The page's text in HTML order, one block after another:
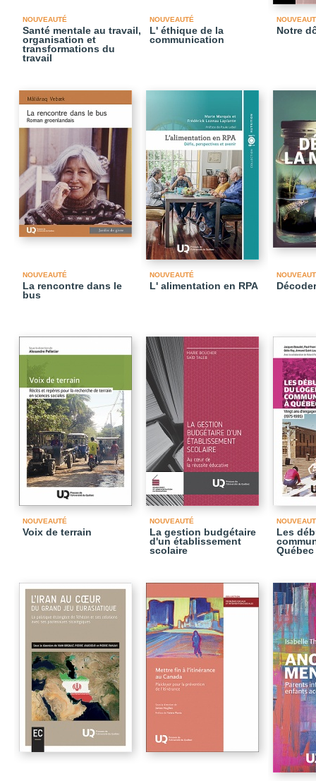
NOUVEAUTÉ
Santé mentale au travail,
organisation et
transformations du
travail
NOUVEAUTÉ
L' éthique de la
communication
Notre
NOUVEAUTÉ
La rencontre dans le
bus
NOUVEAUTÉ
L' alimentation en RPA
NOUVEAUTÉ
Voix de terrain
NOUVEAUTÉ
La gestion budgétaire
d'un établissement
scolaire
Les
Québec